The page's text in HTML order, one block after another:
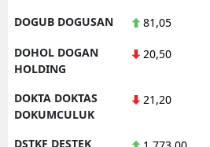
DOGUB DOGUSAN 81,05
DOHOL DOGAN
HOLDING
20,50
DOKTA DOKTAS
DOKUMCULUK
21,20
DSTKF DESTEK